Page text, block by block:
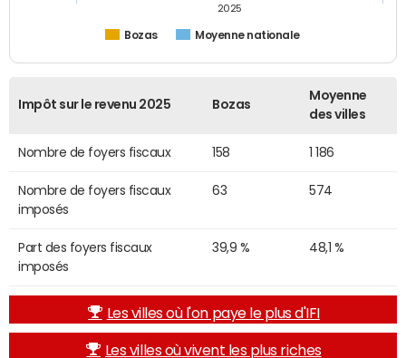
Bozas Moyenne nationale
2025
Impôt sur le revenu 2025 Bozas
Moyenne
des villes
Nombre de foyers fiscaux 158 1 186
Nombre de foyers fiscaux
imposés
63 574
Part des foyers fiscaux
imposés
39,9 % 48,1 %
Les villes où l'on paye le plus d'IFI
Les villes où vivent les plus riches